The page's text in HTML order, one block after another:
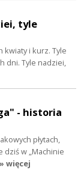
tyle
kwiaty i kurz. Tyle
dni. Tyle nadziei,
- historia
płytach,
w „Machinie
» więcej